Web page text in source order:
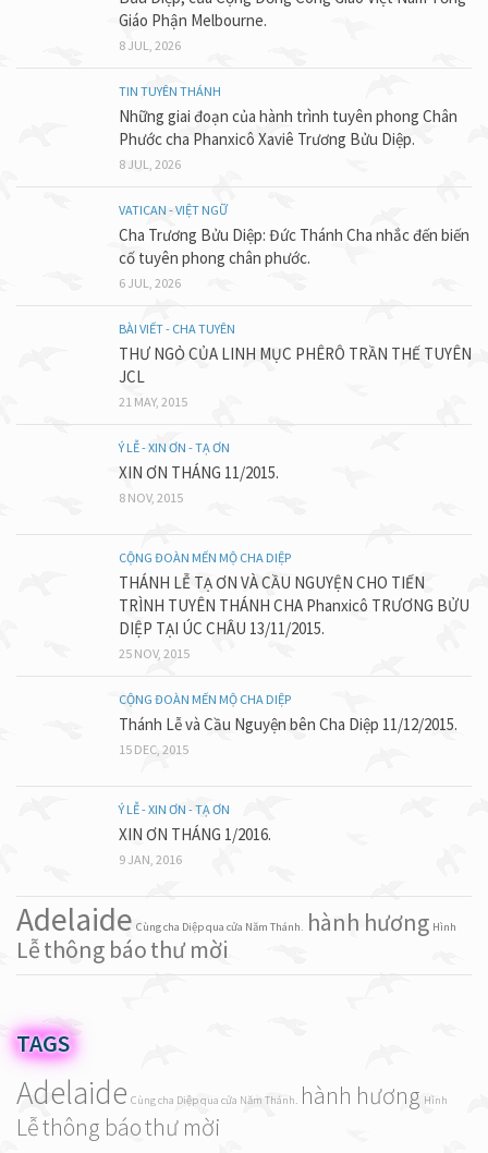
Giáo Phận Melbourne.
8 JUL, 2026
TIN TUYÊN THÁNH
Những giai đoạn của hành trình tuyên phong Chân
Phước cha Phanxicô Xaviê Trương Bửu Diệp.
8 JUL, 2026
VATICAN - VIỆT NGỮ
Cha Trương Bửu Diệp: Đức Thánh Cha nhắc đến biến
cố tuyên phong chân phước.
6 JUL, 2026
BÀI VIẾT - CHA TUYÊN
THƯ NGỎ CỦA LINH MỤC PHÊRÔ TRẦN THẾ TUYÊN
JCL
21 MAY, 2015
Ý LỄ - XIN ƠN - TẠ ƠN
XIN ƠN THÁNG 11/2015.
8 NOV, 2015
CỘNG ĐOÀN MẾN MỘ CHA DIỆP
THÁNH LỄ TẠ ƠN VÀ CẦU NGUYỆN CHO TIẾN
TRÌNH TUYÊN THÁNH CHA Phanxicô TRƯƠNG BỬU
DIỆP TẠI ÚC CHÂU 13/11/2015.
25 NOV, 2015
CỘNG ĐOÀN MẾN MỘ CHA DIỆP
Thánh Lễ và Cầu Nguyện bên Cha Diệp 11/12/2015.
15 DEC, 2015
Ý LỄ - XIN ƠN - TẠ ƠN
XIN ƠN THÁNG 1/2016.
9 JAN, 2016
Adelaide Cùng cha Diệp qua cửa Năm Thánh. hành hương Hình
Lễthông báothư mời
TAGS
Adelaide Cùng cha Diệp qua cửa Năm Thánh. hành hương Hình
Lễthông báothư mời